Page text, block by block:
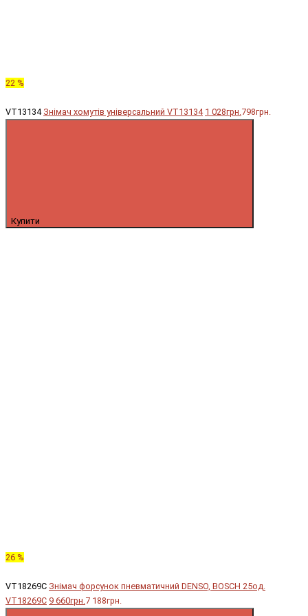
22 %
VT13134 Знімач хомутів універсальний VT13134 1 028грн.798грн.
Купити
26 %
VT18269C Знімач форсунок пневматичний DENSO, BOSCH 25од.
VT18269C 9 660грн.7 188грн.